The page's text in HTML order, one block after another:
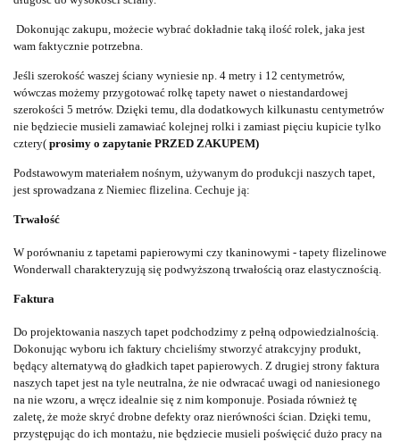
Dokonując zakupu, możecie wybrać dokładnie taką ilość rolek, jaka jest
wam faktycznie potrzebna.
Jeśli szerokość waszej ściany wyniesie np. 4 metry i 12 centymetrów,
wówczas możemy przygotować rolkę tapety nawet o niestandardowej
szerokości 5 metrów. Dzięki temu, dla dodatkowych kilkunastu centymetrów
nie będziecie musieli zamawiać kolejnej rolki i zamiast pięciu kupicie tylko
cztery( prosimy o zapytanie PRZED ZAKUPEM)
Podstawowym materiałem nośnym, używanym do produkcji naszych tapet,
jest sprowadzana z Niemiec flizelina. Cechuje ją:
Trwałość
W porównaniu z tapetami papierowymi czy tkaninowymi - tapety flizelinowe
Wonderwall charakteryzują się podwyższoną trwałością oraz elastycznością.
Faktura
Do projektowania naszych tapet podchodzimy z pełną odpowiedzialnością.
Dokonując wyboru ich faktury chcieliśmy stworzyć atrakcyjny produkt,
będący alternatywą do gładkich tapet papierowych. Z drugiej strony faktura
naszych tapet jest na tyle neutralna, że nie odwracać uwagi od naniesionego
na nie wzoru, a wręcz idealnie się z nim komponuje. Posiada również tę
zaletę, że może skryć drobne defekty oraz nierówności ścian. Dzięki temu,
przystępując do ich montażu, nie będziecie musieli poświęcić dużo pracy na